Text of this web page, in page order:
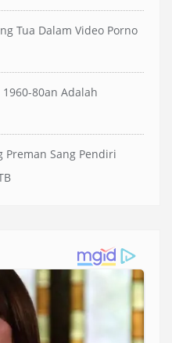
Tua Dalam Video Porno
80an Adalah
Preman Sang Pendiri